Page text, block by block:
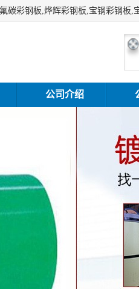
公司介绍